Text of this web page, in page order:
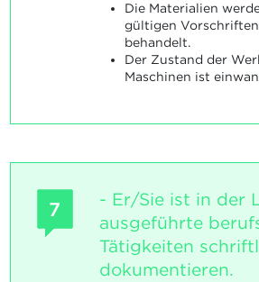
Die Materialien
gültigen
behandelt.
Der Zustand der
Maschinen ist
7
- Er/Sie ist in der
ausgeführte
Tätigkeiten
dokumentieren.